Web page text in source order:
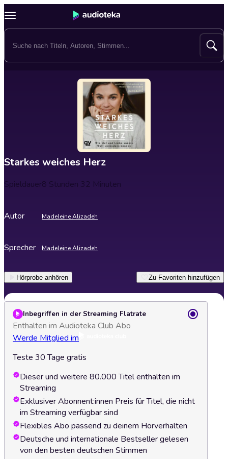
Starkes weiches Herz
Spieldauer8 Stunden 32 Minuten
Autor Madeleine Alizadeh
Sprecher Madeleine Alizadeh
Hörprobe anhören Zu Favoriten hinzufügen
Inbegriffen in der Streaming Flatrate
Enthalten im Audioteka Club Abo
Werde Mitglied im
Teste 30 Tage gratis
Dieser und weitere 80.000 Titel enthalten im
Streaming
Exklusiver Abonnent:innen Preis für Titel, die nicht
im Streaming verfügbar sind
Flexibles Abo passend zu deinem Hörverhalten
Deutsche und internationale Bestseller gelesen
von den besten deutschen Stimmen